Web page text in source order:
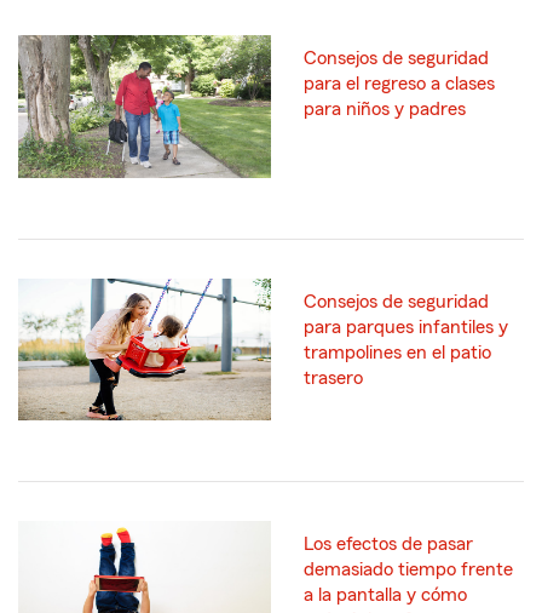
Consejos de seguridad
para el regreso a clases
para niños y padres
Consejos de seguridad
para parques infantiles y
trampolines en el patio
trasero
Los efectos de pasar
demasiado tiempo frente
a la pantalla y cómo